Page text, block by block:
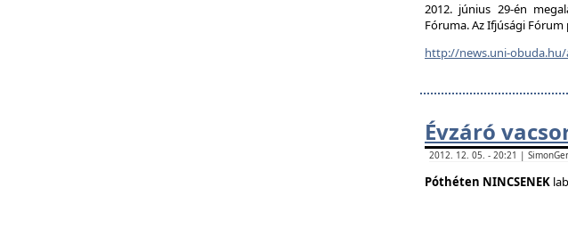
2012. június 29-én
Fóruma. Az Ifjúsági
http://news.uni-obuda.hu/
Évzáró
2012. 12. 05. - 20:21 |
Póthéten NINCSENEK